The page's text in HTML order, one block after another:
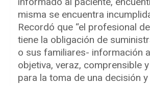
misma se encuentra
Recordó que “el profesional
tiene la obligación de
o sus familiares- información
objetiva, veraz, comprensible
para la toma de una decisión